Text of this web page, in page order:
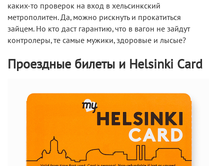
каких-то проверок на вход в хельсинкский
метрополитен. Да, можно рискнуть и прокатиться
зайцем. Но кто даст гарантию, что в вагон не зайдут
контролеры, те самые мужики, здоровые и лысые?
Проездные билеты и Helsinki Card